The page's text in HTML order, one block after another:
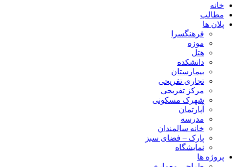
خانه
مطالب
پلان ها
فرهنگسرا
موزه
هتل
دانشکده
بیمارستان
تجاری تفریحی
مرکز تفریحی
شهرک مسکونی
آپارتمان
مدرسه
خانه سالمندان
پارک – فضای سبز
نمایشگاه
پروژه ها